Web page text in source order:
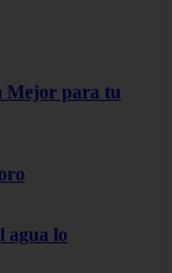
Mejor para tu
agua lo